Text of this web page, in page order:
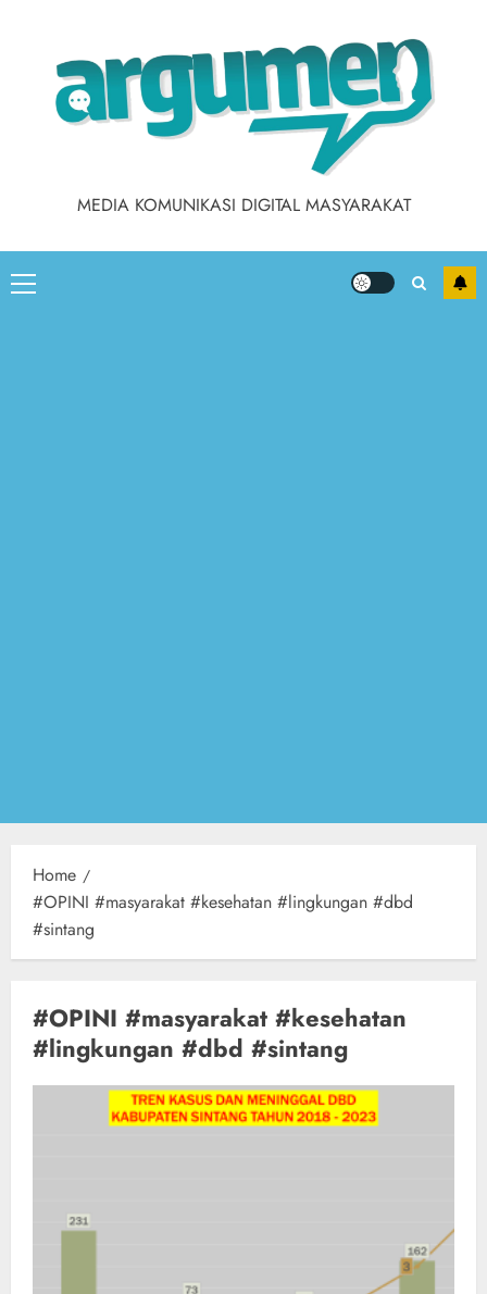
MEDIA KOMUNIKASI DIGITAL MASYARAKAT
Primary
Home
#OPINI #masyarakat #kesehatan #lingkungan #dbd
#sintang
#OPINI #masyarakat #kesehatan
#lingkungan #dbd #sintang